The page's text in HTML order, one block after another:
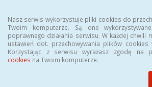
Nasz serwis wykorzystuje pliki cookies do
Twoim komputerze. Są one
poprawnego działania serwisu. W każdej chwili
ustawień dot. przechowywania plików cookies
Korzystając z serwisu wyrażasz zgodę na
cookies na Twoim komputerze.
BIULETYN INFORMACJI
Urzędu Miasta